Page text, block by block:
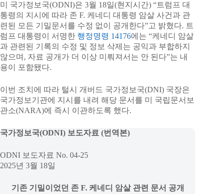
미 국가정보국(ODNI)은 3월 18일(현지시간) “트럼프 대
통령의 지시에 따라 존 F. 케네디 대통령 암살 사건과 관
련된 모든 기밀문서를 수정 없이 공개한다”고 밝혔다. 트
럼프 대통령이 서명한 행정명령 14176에는 “케네디 암살
과 관련된 기록의 수정 및 정보 삭제는 공익과 부합하지
않으며, 자료 공개가 더 이상 미뤄져서는 안 된다”는 내
용이 포함됐다.
이번 조치에 따라 털시 개버드 국가정보국(DNI) 국장은
국가정보기관에 지시를 내려 해당 문서를 미 국립문서보
관소(NARA)에 즉시 이관하도록 했다.
국가정보국(ODNI) 보도자료 (번역본)
ODNI 보도자료 No. 04-25
2025년 3월 18일
기존 기밀이었던 존 F. 케네디 암살 관련 문서 공개